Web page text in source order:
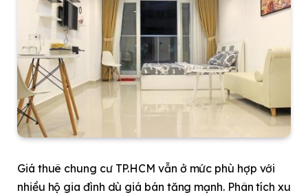
Giá thuê chung cư TP.HCM vẫn ở mức phù hợp với
nhiều hộ gia đình dù giá bán tăng mạnh. Phân tích xu